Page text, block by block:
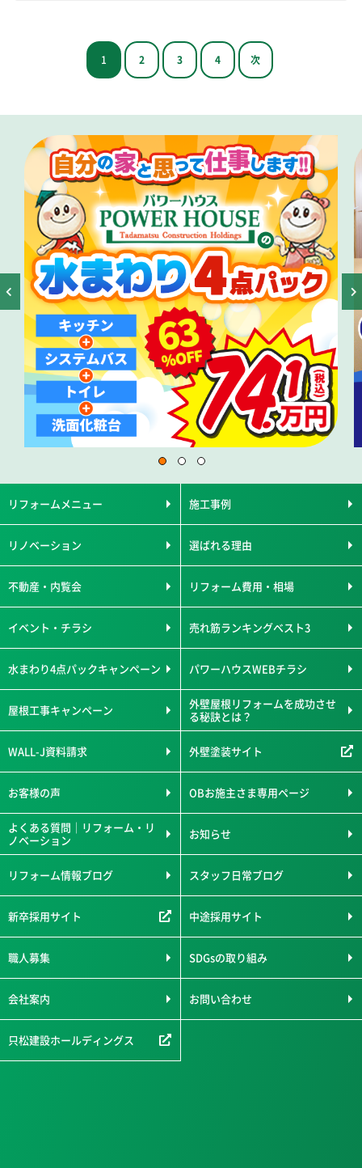
1 2 3 4 次
リフォームメニュー 施工事例
リノベーション 選ばれる理由
不動産・内覧会 リフォーム費用・相場
イベント・チラシ 売れ筋ランキングベスト3
水まわり4点パックキャンペーン パワーハウスWEBチラシ
屋根工事キャンペーン
外壁屋根リフォームを成功させ
る秘訣とは？
WALL-J資料請求 外壁塗装サイト
お客様の声 OBお施主さま専用ページ
よくある質問｜リフォーム・リ
ノベーション
お知らせ
リフォーム情報ブログ スタッフ日常ブログ
新卒採用サイト 中途採用サイト
職人募集 SDGsの取り組み
会社案内 お問い合わせ
只松建設ホールディングス